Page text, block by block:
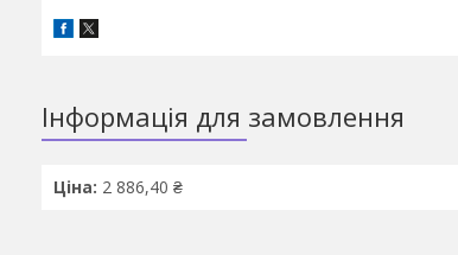
Інформація для замовлення
Ціна: 2 886,40 ₴